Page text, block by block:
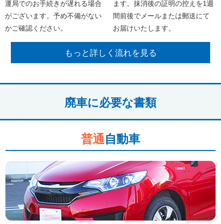
運局でのお手続きが遅れる場合
がございます。予め不備がない
かご確認ください。
ます。抹消後の証明の控えを1週
間前後でメールまたは郵送にて
お届けいたします。
もっと詳しく流れを見る
廃車に必要な書類
普通自動車